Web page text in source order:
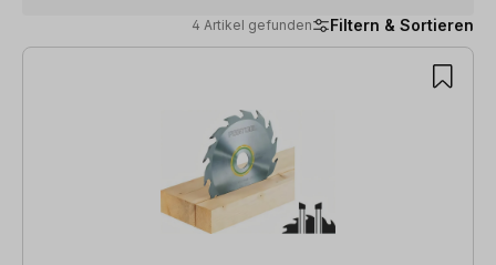
4 Artikel gefunden Filtern & Sortieren
4 Artikel gefunden